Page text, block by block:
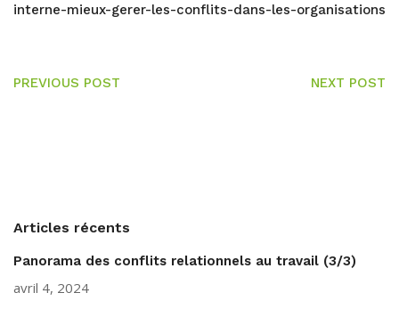
interne-mieux-gerer-les-conflits-dans-les-organisations
PREVIOUS POST NEXT POST
Articles récents
Panorama des conflits relationnels au travail (3/3)
avril 4, 2024